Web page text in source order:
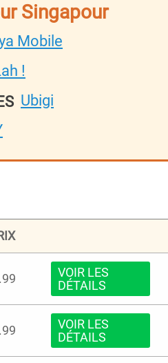
Singapour
Mobile
!
Ubigi
VOIR LES
DÉTAILS
VOIR LES
DÉTAILS